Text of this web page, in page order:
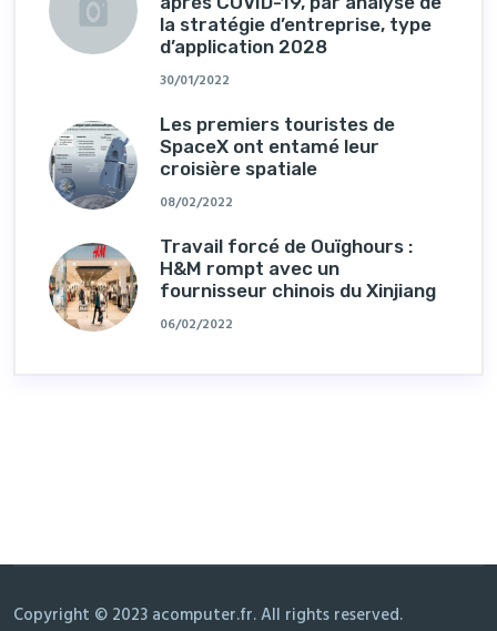
la stratégie d’entreprise, type
d’application 2028
30/01/2022
Les premiers touristes de
SpaceX ont entamé leur
croisière spatiale
08/02/2022
Travail forcé de Ouïghours :
H&M rompt avec un
fournisseur chinois du Xinjiang
06/02/2022
Copyright © 2023 acomputer.fr. All rights reserved.